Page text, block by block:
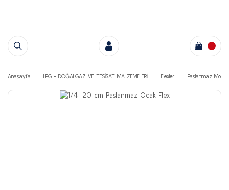
Anasayfa LPG - DOĞALGAZ VE TESİSAT MALZEMELERİ Flexler Paslanmaz